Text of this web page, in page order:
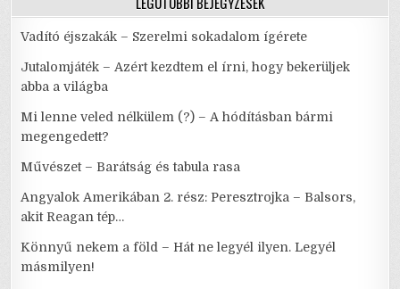
Vadító éjszakák – Szerelmi sokadalom ígérete
Jutalomjáték – Azért kezdtem el írni, hogy bekerüljek
abba a világba
Mi lenne veled nélkülem (?) – A hódításban bármi
megengedett?
Művészet – Barátság és tabula rasa
Angyalok Amerikában 2. rész: Peresztrojka – Balsors,
akit Reagan tép…
Könnyű nekem a föld – Hát ne legyél ilyen. Legyél
másmilyen!